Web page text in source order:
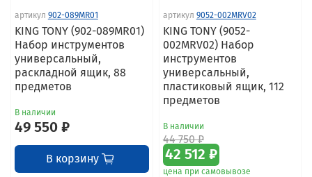
артикул 902-089MR01
KING TONY (902-089MR01)
Набор инструментов
универсальный,
раскладной ящик, 88
предметов
В наличии
49 550 ₽
В корзину
артикул 9052-002MRV02
KING TONY (9052-
002MRV02) Набор
инструментов
универсальный,
пластиковый ящик, 112
предметов
В наличии
44 750 ₽
42 512 ₽
цена при самовывозе